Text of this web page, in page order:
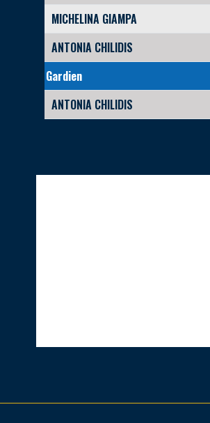
MICHELINA GIAMPA
ANTONIA CHILIDIS
Gardien
ANTONIA CHILIDIS